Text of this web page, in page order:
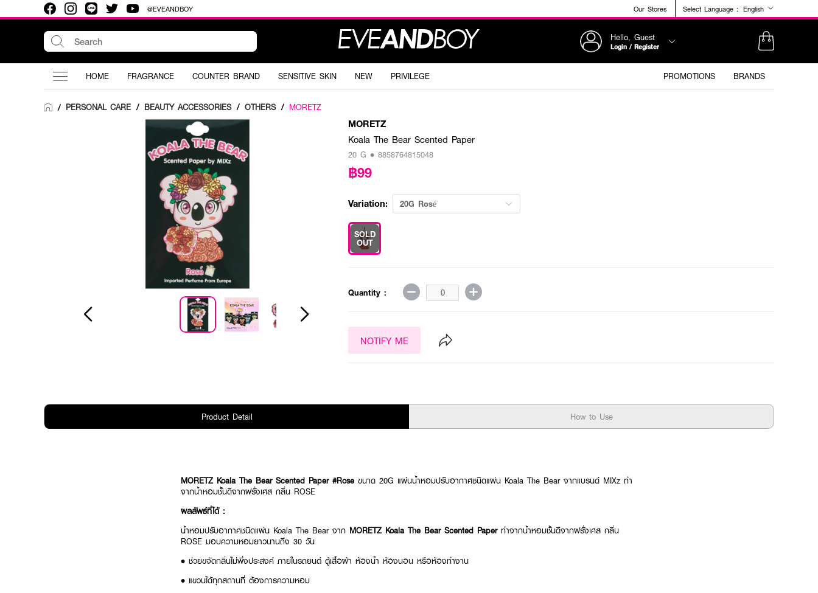
@EVEANDBOY Our Stores Select Language : English
Hello, Guest
Login / Register
HOME FRAGRANCE COUNTER BRAND SENSITIVE SKIN NEW PRIVILEGE PROMOTIONS BRANDS
/ PERSONAL CARE / BEAUTY ACCESSORIES / OTHERS / MORETZ
MORETZ
Koala The Bear Scented Paper
20 G • 8858764815048
฿99
Variation: 20G Rosé
SOLD
OUT
Quantity :
NOTIFY ME
Product Detail How to Use
MORETZ Koala The Bear Scented Paper #Rose ขนาด 20G แผ่นน้ำหอมปรับอากาศชนิดแผ่น Koala The Bear จากแบรนด์ MIXz ทำ
จากน้ำหอมชั้นดีจากฝรั่งเศส กลิ่น ROSE
ผลลัพธ์ที่ได้ :
น้ำหอมปรับอากาศชนิดแผ่น Koala The Bear จาก MORETZ Koala The Bear Scented Paper ทำจากน้ำหอมชั้นดีจากฝรั่งเศส กลิ่น
ROSE มอบความหอมยาวนานถึง 30 วัน
• ช่วยขจัดกลิ่นไม่พึ่งประสงค์ ภายในรถยนต์ ตู้เสื้อผ้า ห้องน้ำ ห้องนอน หรือห้องทำงาน
• แขวนได้ทุกสถานที่ ต้องการความหอม